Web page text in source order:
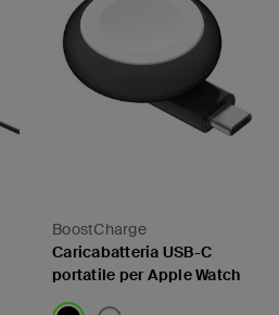
BoostCharge
Caricabatteria USB-C
portatile per Apple Watch